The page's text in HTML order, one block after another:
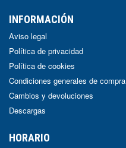
INFORMACIÓN
Aviso legal
Política de privacidad
Política de cookies
Condiciones generales de compra
Cambios y devoluciones
Descargas
HORARIO